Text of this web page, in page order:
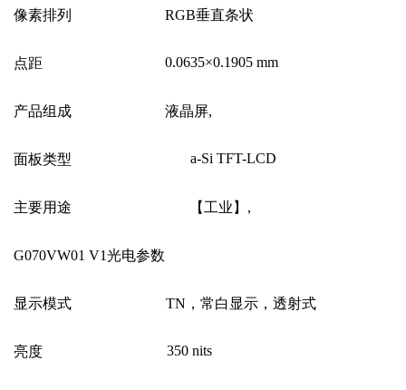
像素排列 RGB垂直条状
点距 0.0635×0.1905 mm
产品组成 液晶屏,
面板类型 a-Si TFT-LCD
主要用途 【工业】,
G070VW01 V1光电参数
显示模式 TN ，常白显示，透射式
亮度 350 nits